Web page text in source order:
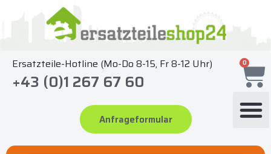
springen
Ersatzteile-Hotline (Mo-Do 8-15, Fr 8-12 Uhr)
+43 (0)1 267 67 60
Anfrageformular
0